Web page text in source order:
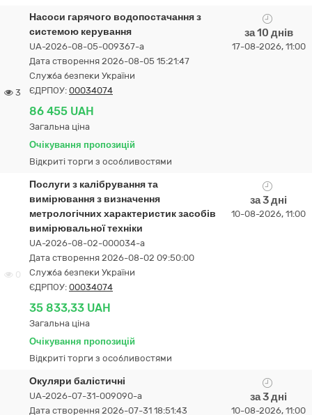
3
Насоси гарячого водопостачання з
системою керування
UA-2026-08-05-009367-a
Дата створення 2026-08-05 15:21:47
Служба безпеки України
ЄДРПОУ: 00034074
86 455 UAH
Загальна ціна
Очікування пропозицій
Відкриті торги з особливостями
за 10 днів
17-08-2026, 11:00
0
Послуги з калібрування та
вимірювання з визначення
метрологічних характеристик засобів
вимірювальної техніки
UA-2026-08-02-000034-a
Дата створення 2026-08-02 09:50:00
Служба безпеки України
ЄДРПОУ: 00034074
35 833,33 UAH
Загальна ціна
Очікування пропозицій
Відкриті торги з особливостями
за 3 дні
10-08-2026, 11:00
Окуляри балістичні
UA-2026-07-31-009090-a
Дата створення 2026-07-31 18:51:43
за 3 дні
10-08-2026, 11:00